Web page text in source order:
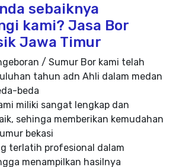
sebaiknya
kami? Jasa Bor
Jawa Timur
/ Sumur Bor kami telah
tahun adn Ahli dalam medan
beda
miliki sangat lengkap dan
sehinga memberikan kemudahan
bekasi
terlatih profesional dalam
menampilkan hasilnya